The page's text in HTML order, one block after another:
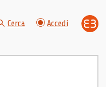
Cerca Accedi